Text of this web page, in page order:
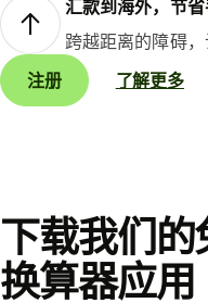
汇款到海外，节
跨越距离的障碍，
注册
了解更多
下载我们
换算器应用